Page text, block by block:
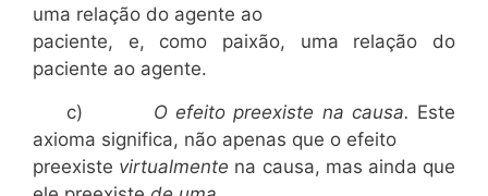
uma relação do agente ao
paciente, e, como paixão, uma relação do
paciente ao agente.
c) O efeito preexiste na causa. Este
axioma significa, não apenas que o efeito
preexiste virtualmente na causa, mas ainda que